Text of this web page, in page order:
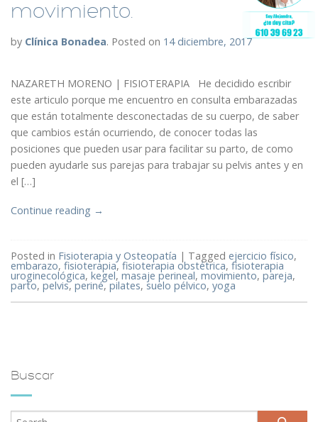
movimiento.
by Clínica Bonadea. Posted on 14 diciembre, 2017
NAZARETH MORENO | FISIOTERAPIA He decidido escribir
este articulo porque me encuentro en consulta embarazadas
que están totalmente desconectadas de su cuerpo, de saber
que cambios están ocurriendo, de conocer todas las
posiciones que pueden usar para facilitar su parto, de como
pueden ayudarle sus parejas para trabajar su pelvis antes y en
el […]
Continue reading →
Posted in Fisioterapia y Osteopatía | Tagged ejercicio físico,
embarazo, fisioterapia, fisioterapia obstétrica, fisioterapia
uroginecológica, kegel, masaje perineal, movimiento, pareja,
parto, pelvis, periné,pilates, suelo pélvico, yoga
Buscar